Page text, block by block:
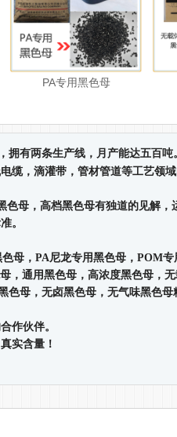
PA专用黑色母
拥有两条生产线，月产能达五百
缆，滴灌带，管材管道等工艺领域
母，高档黑色母有独道的见解，
。
母，PA尼龙专用黑色母，POM
，通用黑色母，高浓度黑色母，
母，无卤黑色母，无气味黑色母
作伙伴。
实含量！